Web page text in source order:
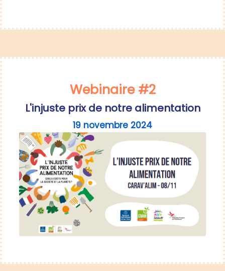
Webinaire #2
L'injuste prix de notre alimentation
19 novembre 2024